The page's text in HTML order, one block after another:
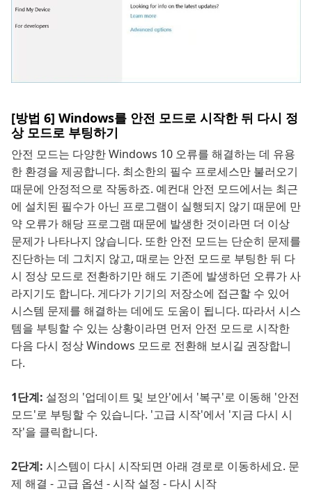
[방법 6] Windows를 안전 모드로 시작한 뒤 다시 정
상 모드로 부팅하기
안전 모드는 다양한 Windows 10 오류를 해결하는 데 유용
한 환경을 제공합니다. 최소한의 필수 프로세스만 불러오기
때문에 안정적으로 작동하죠. 예컨대 안전 모드에서는 최근
에 설치된 필수가 아닌 프로그램이 실행되지 않기 때문에 만
약 오류가 해당 프로그램 때문에 발생한 것이라면 더 이상
문제가 나타나지 않습니다. 또한 안전 모드는 단순히 문제를
진단하는 데 그치지 않고, 때로는 안전 모드로 부팅한 뒤 다
시 정상 모드로 전환하기만 해도 기존에 발생하던 오류가 사
라지기도 합니다. 게다가 기기의 저장소에 접근할 수 있어
시스템 문제를 해결하는 데에도 도움이 됩니다. 따라서 시스
템을 부팅할 수 있는 상황이라면 먼저 안전 모드로 시작한
다음 다시 정상 Windows 모드로 전환해 보시길 권장합니
다.
1단계: 설정의 '업데이트 및 보안'에서 '복구'로 이동해 '안전
모드'로 부팅할 수 있습니다. '고급 시작'에서 '지금 다시 시
작'을 클릭합니다.
2단계: 시스템이 다시 시작되면 아래 경로로 이동하세요. 문
제 해결 - 고급 옵션 - 시작 설정 - 다시 시작